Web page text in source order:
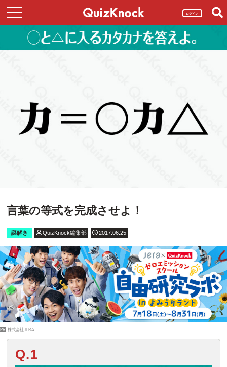
ログイン
言葉の等式を完成させよ！
謎解き QuizKnock編集部 2017.06.25
PR 株式会社JERA
Q.1